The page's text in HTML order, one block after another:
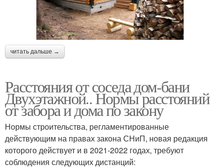
читать дальше →
Расстояния от соседа дом-бани
Двухэтажной.. Нормы расстояний
от забора и дома по закону
Нормы строительства, регламентированные
действующим на правах закона СНиП, новая редакция
которого действует и в 2021-2022 годах, требуют
соблюдения следующих дистанций: